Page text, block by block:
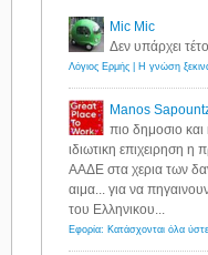
Mic Mic
Δεν υπάρχει
Manos
πιο δημοσιο και
ιδιωτικη επιχειρηση η
ΑΑΔΕ στα χερια των
αιμα... για να
του Ελληνικου...